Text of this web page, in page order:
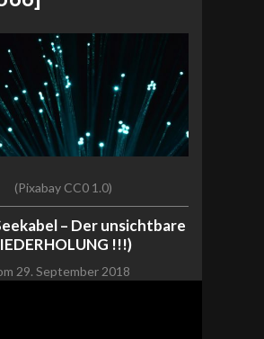
(Pixabay CC0 1.0)
– Der unsichtbare
!!!)
29. September 2018